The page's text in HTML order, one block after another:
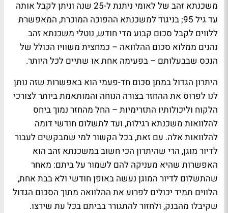
משכנתא זהב של לאומי ניתנת ל-25 שנה וניתן לקבל אותה
עד גיל 95; בניגוד למשכנתא ההפוכה המוכרת, המאפשרת
ללווים לקבל סכום קבוע מדי חודש, נוטלי משכנתא זהב
נהנים ממלוא סכום ההלוואה – כמחצית משוויו הכולל של
הנכס שבבעלותם – בפעימה אחת או שתיים לכל היותר.
היתרון הגדול במתן סכום חד-פעמי הוא באפשרות שזה נותן
לנו לפרוס את ההחזר בצורה הנוחה והמותאמת ביותר לצורכי
הלקוח וליכולותיו התזרימיות – החל מהחזר נמוך ביחס
להלוואות משכנתא רגילות, ועד לתשלום חודשי דומה
להלוואות אלה. עם זאת, בכל הקשור למי שמבקשים לעבור
לדיור מוגן, הרי שהיתרון הכי חשוב במשכנתא זהב הוא
האפשרות שהיא מעניקה להם לשמור על ביתם: מאחר
שהתשלום לדיור המוגן נעשה באופן חודשי ולא בבת אחת,
הלווים תמיד יכולים לפרוע את ההלוואה מתוך הסכום הגדול
שקיבלו מהבנק, ולחזור להתגורר בביתם בכל עת שירצו.